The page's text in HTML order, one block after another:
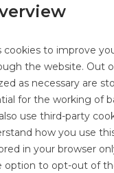
cookies to improve
the website. Out
as necessary are
for the working of
use third-party
how you use
in your browser
option to opt-out of